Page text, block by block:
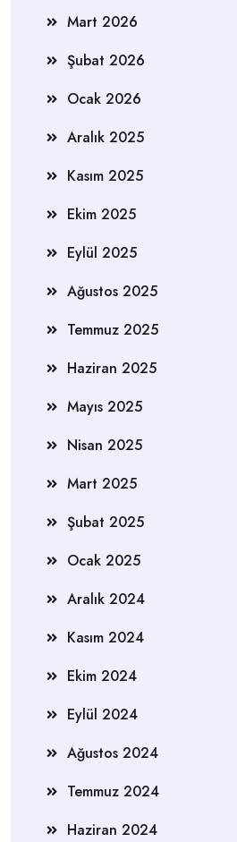
Mart 2026
Şubat 2026
Ocak 2026
Aralık 2025
Kasım 2025
Ekim 2025
Eylül 2025
Ağustos 2025
Temmuz 2025
Haziran 2025
Mayıs 2025
Nisan 2025
Mart 2025
Şubat 2025
Ocak 2025
Aralık 2024
Kasım 2024
Ekim 2024
Eylül 2024
Ağustos 2024
Temmuz 2024
Haziran 2024